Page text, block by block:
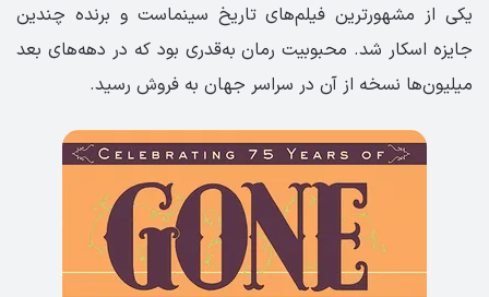
یکی از مشهورترین فیلم‌های تاریخ سینماست و برنده چندین
جایزه اسکار شد. محبوبیت رمان به‌قدری بود که در دهه‌های بعد
میلیون‌ها نسخه از آن در سراسر جهان به فروش رسید.